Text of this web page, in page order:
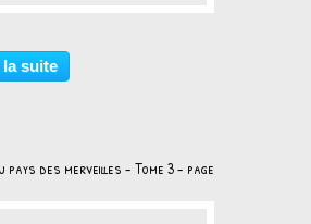
la suite
pays des merveilles - Tome 3 - page